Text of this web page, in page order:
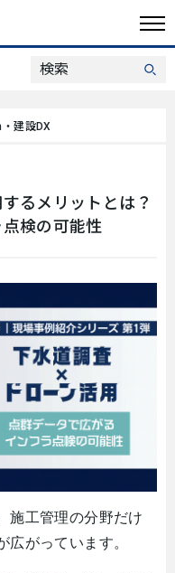
建設DX
るメリットとは？
検の可能性
施工管理の分野だけ
広がっています。